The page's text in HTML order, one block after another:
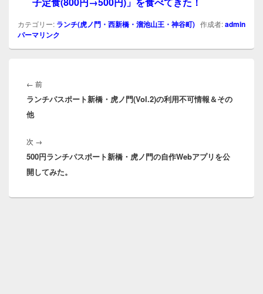
カテゴリー: ランチ(虎ノ門・西新橋・溜池山王・神谷町) 作成者:admin
パーマリンク
稿
ナ
ビ
ゲ
シ
ョ
ン
← 前前
の
ランチパスポート新橋・虎ノ門(Vol.2)の利用不可情報＆その
他
次 →
の
投
500円ランチパスポート新橋・虎ノ門の自作Webアプリを公
開してみた。